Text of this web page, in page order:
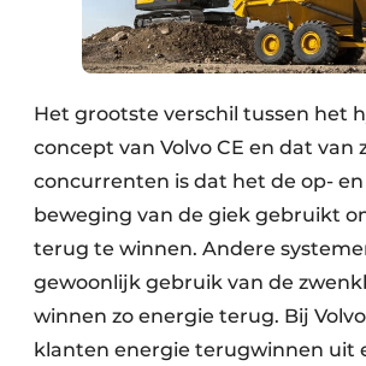
Het grootste verschil tussen het
concept van Volvo CE en dat van
concurrenten is dat het de op-
beweging van de giek gebruikt
terug te winnen. Andere
gewoonlijk gebruik van de
winnen zo energie terug. Bij
klanten energie terugwinnen uit